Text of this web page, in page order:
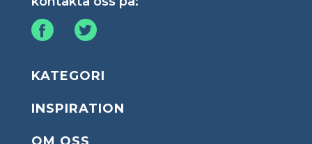
KATEGORI
INSPIRATION